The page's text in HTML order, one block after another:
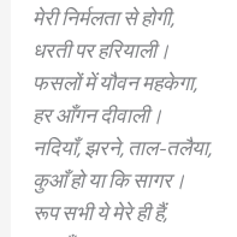
मेरी निर्मलता से होगी,
धरती पर हरियाली।
फसलों में यौवन महकेगा,
हर आँगन दीवाली।
नदियाँ, झरने, ताल-तलैया,
कुआँ हो या कि सागर।
रूप सभी ये मेरे ही हैं,